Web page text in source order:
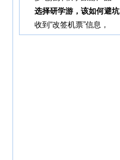
选择研学游，该如何避坑
收到“改签机票”信息，